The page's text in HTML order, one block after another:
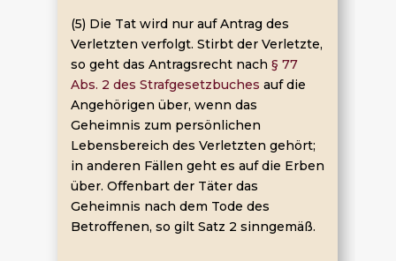
(5) Die Tat wird nur auf Antrag des
Verletzten verfolgt. Stirbt der Verletzte,
so geht das Antragsrecht nach § 77
Abs. 2 des Strafgesetzbuches auf die
Angehörigen über, wenn das
Geheimnis zum persönlichen
Lebensbereich des Verletzten gehört;
in anderen Fällen geht es auf die Erben
über. Offenbart der Täter das
Geheimnis nach dem Tode des
Betroffenen, so gilt Satz 2 sinngemäß.